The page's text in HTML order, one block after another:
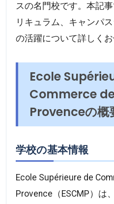
スの名門校です。本記
リキュラム、キャンパ
の活躍について詳しくお
Ecole
Commerce
Provenceの概
学校の基本情報
Ecole Supérieure de
Provence（ESCMP）は